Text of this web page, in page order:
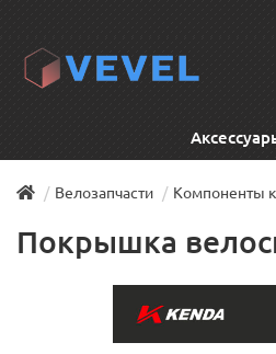
Велозапчасти Компоненты
Покрышка